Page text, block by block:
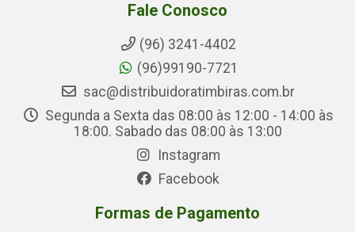
Fale Conosco
(96) 3241-4402
(96)99190-7721
sac@distribuidoratimbiras.com.br
Segunda a Sexta das 08:00 às 12:00 - 14:00 às
18:00. Sabado das 08:00 às 13:00
Instagram
Facebook
Formas de Pagamento